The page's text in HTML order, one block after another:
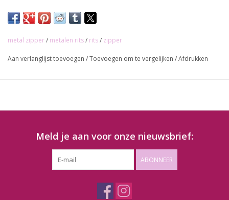
Kleur tape: Oranje
metal zipper/ metalen rits/ rits/ zipper
Aan verlanglijst toevoegen /Toevoegen om te vergelijken /Afdrukken
Meld je aan voor onze nieuwsbrief:
ABONNEER